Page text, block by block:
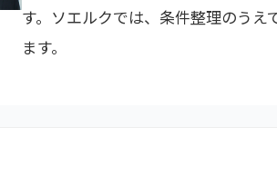
す。ソエルクでは、条件整理のう
ます。